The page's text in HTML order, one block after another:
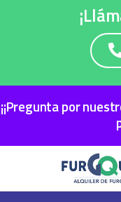
¡¡Pregunta por
INICIO